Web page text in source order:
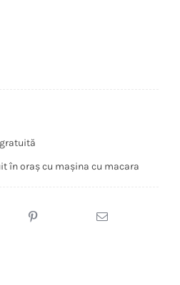
în oraș cu mașina cu macara